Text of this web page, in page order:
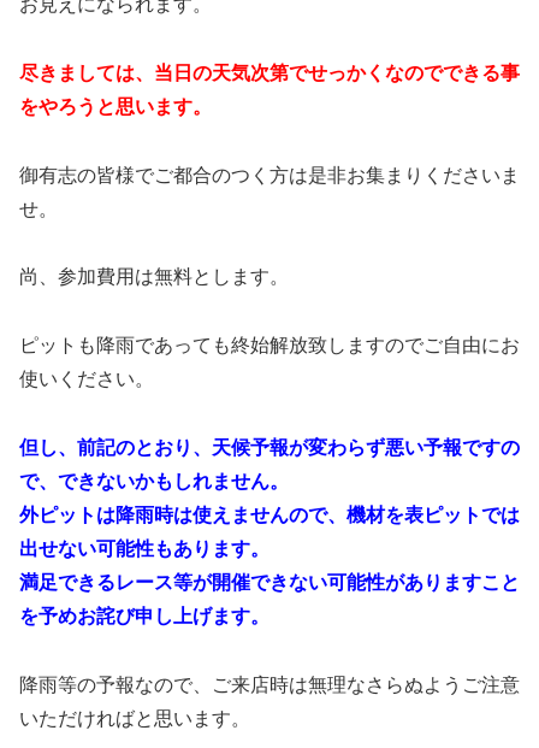
お見えになられます。
尽きましては、当日の天気次第でせっかくなのでできる事
をやろうと思います。
御有志の皆様でご都合のつく方は是非お集まりくださいま
せ。
尚、参加費用は無料とします。
ピットも降雨であっても終始解放致しますのでご自由にお
使いください。
但し、前記のとおり、天候予報が変わらず悪い予報ですの
で、できないかもしれません。
外ピットは降雨時は使えませんので、機材を表ピットでは
出せない可能性もあります。
満足できるレース等が開催できない可能性がありますこと
を予めお詫び申し上げます。
降雨等の予報なので、ご来店時は無理なさらぬようご注意
いただければと思います。